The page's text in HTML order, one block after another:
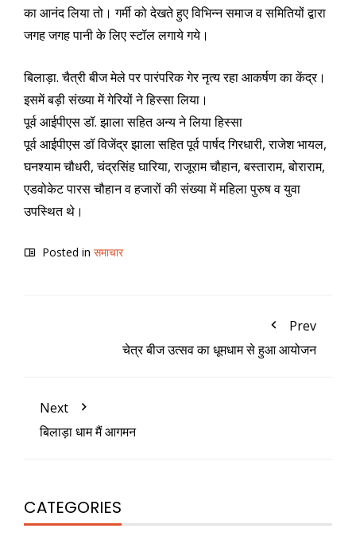
का आनंद लिया तो। गर्मी को देखते हुए विभिन्न समाज व समितियों द्वारा
जगह जगह पानी के लिए स्टॉल लगाये गये।
बिलाड़ा. चैत्री बीज मेले पर पारंपरिक गेर नृत्य रहा आकर्षण का केंद्र।
इसमें बड़ी संख्या में गेरियों ने हिस्सा लिया।
पूर्व आईपीएस डॉ. झाला सहित अन्य ने लिया हिस्सा
पूर्व आईपीएस डॉ विजेंद्र झाला सहित पूर्व पार्षद गिरधारी, राजेश भायल,
घनश्याम चौधरी, चंद्रसिंह घारिया, राजूराम चौहान, बस्ताराम, बोराराम,
एडवोकेट पारस चौहान व हजारों की संख्या में महिला पुरुष व युवा
उपस्थित थे।
Posted in समाचार
Prev
चेत्र बीज उत्सव का धूमधाम से हुआ आयोजन
Next
बिलाड़ा धाम मैं आगमन
CATEGORIES